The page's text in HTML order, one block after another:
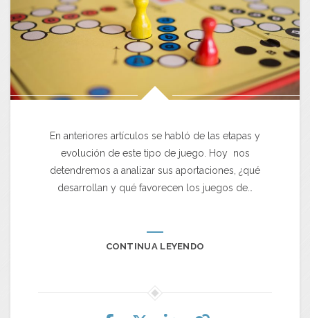
En anteriores artículos se habló de las etapas y
evolución de este tipo de juego. Hoy nos
detendremos a analizar sus aportaciones, ¿qué
desarrollan y qué favorecen los juegos de…
CONTINUA LEYENDO